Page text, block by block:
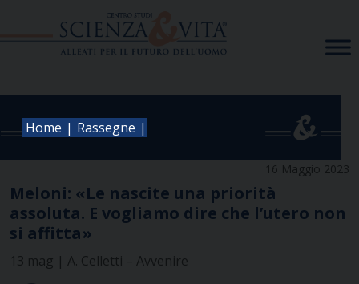
Home | Rassegne |
16 Maggio 2023
Meloni: «Le nascite una priorità
assoluta. E vogliamo dire che l’utero non
si affitta»
13 mag | A. Celletti – Avvenire